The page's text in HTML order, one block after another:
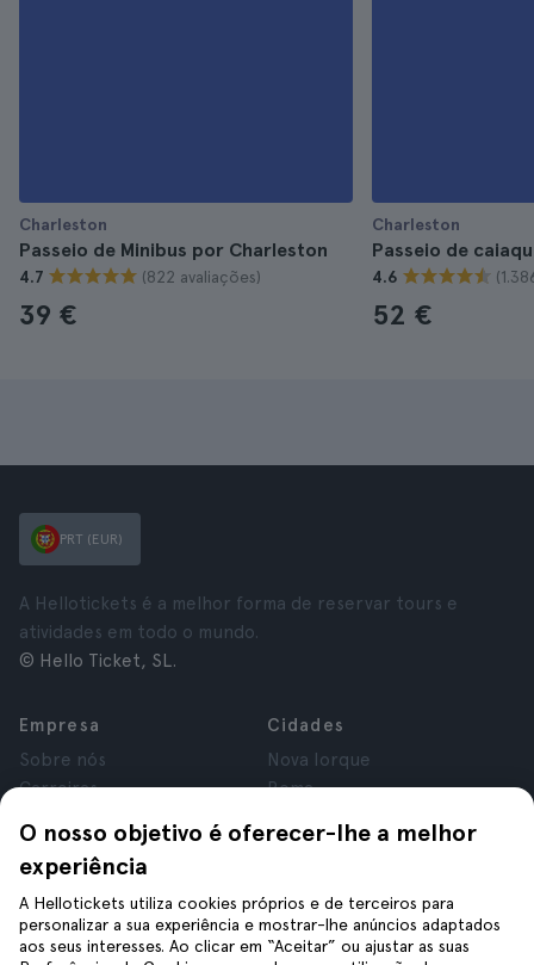
Charleston
Passeio de Minibus por Charleston
4.7 (822 avaliações)
39 €
Charleston
Passeio de
4.6
52 €
O nosso objetivo é oferecer-lhe a melhor
experiência
A Hellotickets utiliza cookies próprios e de terceiros para
personalizar a sua experiência e mostrar-lhe anúncios adaptados
aos seus interesses. Ao clicar em “Aceitar” ou ajustar as suas
PRT (EUR)
A Hellotickets é a melhor forma de reservar tours e
atividades em todo o mundo.
© Hello Ticket, SL.
Empresa
Sobre nós
Carreiras
Avaliações
Privacidade
Termos e Condições
Aviso Legal
Cookies
Cidades
Nova Iorque
Roma
Londres
Cracóvia
Tenerife